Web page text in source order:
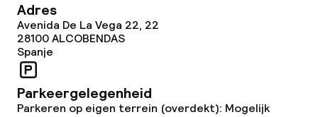
Overal rookvrij
Adres
Avenida De La Vega 22, 22
28100ALCOBENDAS
Spanje
Parkeergelegenheid
Parkeren op eigen terrein (overdekt): Mogelijk